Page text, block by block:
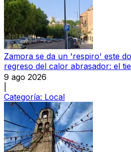
Zamora se da un 'respiro' este
regreso del calor abrasador: el
9 ago 2026
Categoría: Local